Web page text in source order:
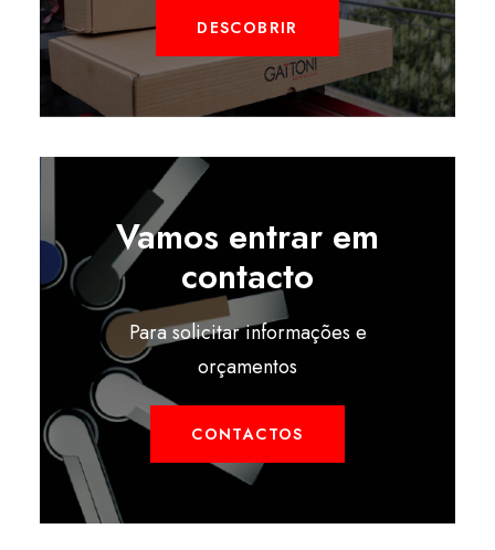
DESCOBRIR
Vamos entrar em
contacto
Para solicitar informações e
orçamentos
CONTACTOS